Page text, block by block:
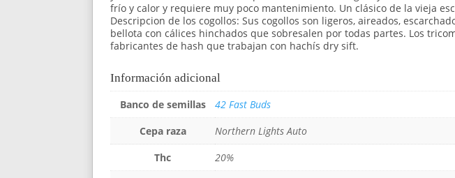
frío y calor y requiere muy poco mantenimiento. Un clásico de la vieja
Descripcion de los cogollos: Sus cogollos son ligeros, aireados,
bellota con cálices hinchados que sobresalen por todas partes. Los
fabricantes de hash que trabajan con hachís dry sift.
Información adicional
Banco de semillas
42 Fast Buds
Cepa raza
Northern Lights Auto
Thc
20%